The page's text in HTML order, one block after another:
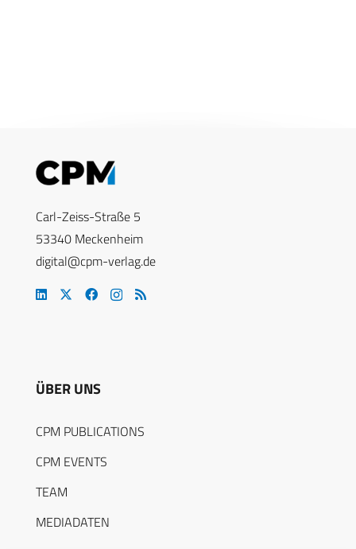
Carl-Zeiss-Straße 5
53340 Meckenheim
digital@cpm-verlag.de
ÜBER UNS
CPM PUBLICATIONS
CPM EVENTS
TEAM
MEDIADATEN